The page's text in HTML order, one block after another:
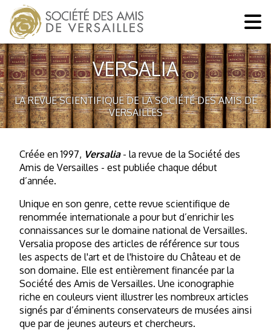
VERSALIA
LA REVUE SCIENTIFIQUE DE LA SOCIÉTÉ DES AMIS DE
VERSAILLES
Créée en 1997, Versalia- la revue de la Société des
Amis de Versailles - est publiée chaque début
d’année.
Unique en son genre, cette revue scientifique de
renommée internationale a pour but d’enrichir les
connaissances sur le domaine national de Versailles.
Versalia propose des articles de référence sur tous
les aspects de l'art et de l'histoire du Château et de
son domaine. Elle est entièrement financée par la
Société des Amis de Versailles. Une iconographie
riche en couleurs vient illustrer les nombreux articles
signés par d’éminents conservateurs de musées ainsi
que par de jeunes auteurs et chercheurs.